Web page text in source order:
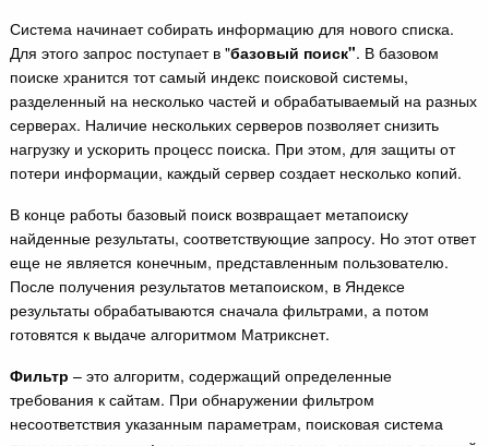
Система начинает собирать информацию для нового списка.
Для этого запрос поступает в "базовый поиск". В базовом
поиске хранится тот самый индекс поисковой системы,
разделенный на несколько частей и обрабатываемый на разных
серверах. Наличие нескольких серверов позволяет снизить
нагрузку и ускорить процесс поиска. При этом, для защиты от
потери информации, каждый сервер создает несколько копий.
В конце работы базовый поиск возвращает метапоиску
найденные результаты, соответствующие запросу. Но этот ответ
еще не является конечным, представленным пользователю.
После получения результатов метапоиском, в Яндексе
результаты обрабатываются сначала фильтрами, а потом
готовятся к выдаче алгоритмом Матрикснет.
Фильтр – это алгоритм, содержащий определенные
требования к сайтам. При обнаружении фильтром
несоответствия указанным параметрам, поисковая система